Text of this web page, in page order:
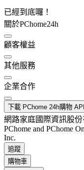
已經到底囉！
關於PChome24h
顧客權益
其他服務
企業合作
下載 PChome 24h購物
網路家庭國際資訊股
PChome and PChome
Inc.
追蹤
購物車